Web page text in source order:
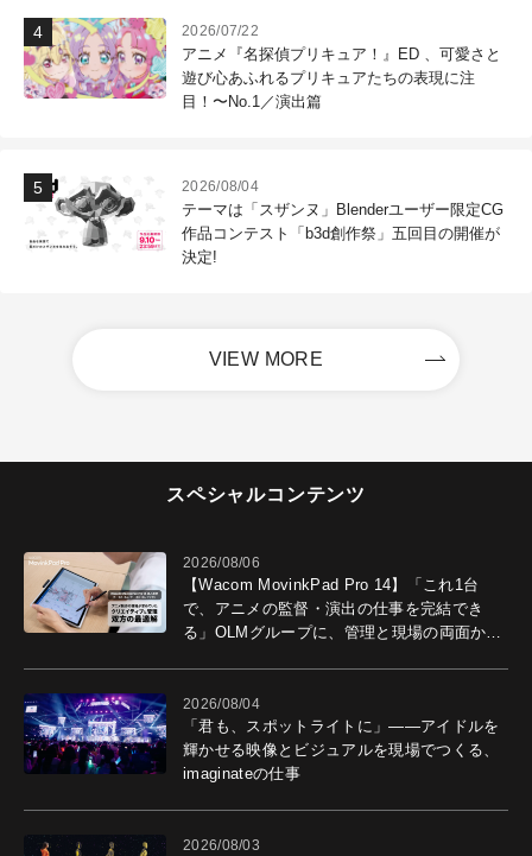
2026/07/22
アニメ『名探偵プリキュア！』ED 、可愛さと
遊び心あふれるプリキュアたちの表現に注
目！〜No.1／演出篇
2026/08/04
テーマは「スザンヌ」Blenderユーザー限定CG
作品コンテスト「b3d創作祭」五回目の開催が
決定!
VIEW MORE
スペシャルコンテンツ
2026/08/06
【Wacom MovinkPad Pro 14】「これ1台
で、アニメの監督・演出の仕事を完結でき
る」OLMグループに、管理と現場の両面から
2026/08/04
「君も、スポットライトに」――アイドルを
輝かせる映像とビジュアルを現場でつくる、
imaginateの仕事
2026/08/03